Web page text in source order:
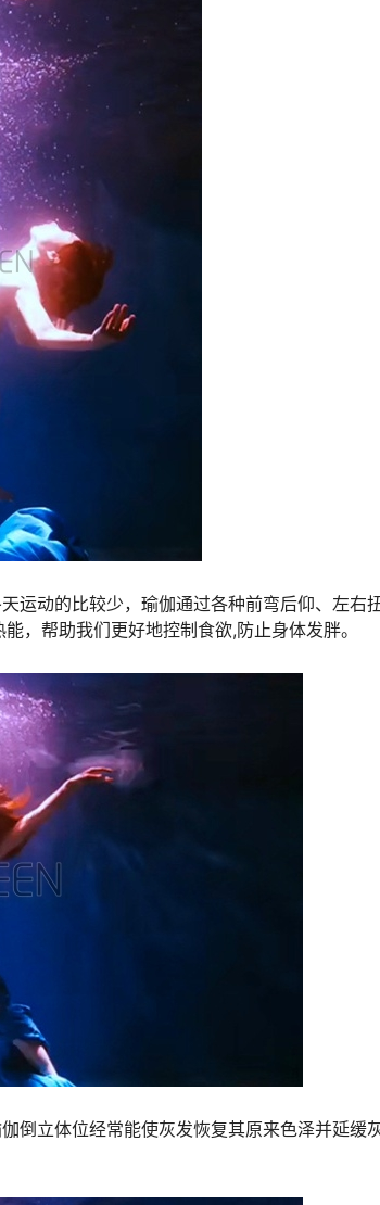
运动的比较少，瑜伽通过各种前弯后仰、左右
，帮助我们更好地控制食欲,防止身体发胖。
倒立体位经常能使灰发恢复其原来色泽并延缓